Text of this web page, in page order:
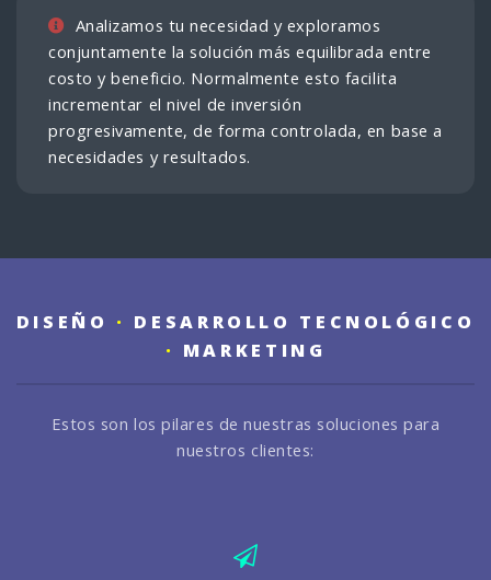
Analizamos tu necesidad y exploramos
conjuntamente la solución más equilibrada entre
costo y beneficio. Normalmente esto facilita
incrementar el nivel de inversión
progresivamente, de forma controlada, en base a
necesidades y resultados.
DISEÑO · DESARROLLO TECNOLÓGICO
· MARKETING
Estos son los pilares de nuestras soluciones para
nuestros clientes: